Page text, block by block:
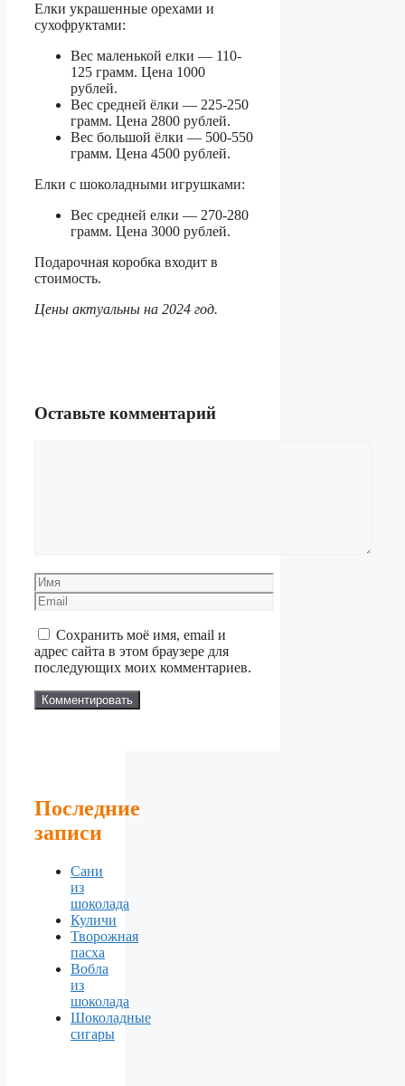
Елки украшенные орехами и
сухофруктами:
Вес маленькой елки — 110-
125 грамм. Цена 1000
рублей.
Вес средней ёлки — 225-250
грамм. Цена 2800 рублей.
Вес большой ёлки — 500-550
грамм. Цена 4500 рублей.
Елки с шоколадными игрушками:
Вес средней елки — 270-280
грамм. Цена 3000 рублей.
Подарочная коробка входит в
стоимость.
Цены актуальны на 2024 год.
Оставьте комментарий
Имя
Email
Сохранить моё имя, email и
адрес сайта в этом браузере для
последующих моих комментариев.
Последние
записи
Сани
из
шоколада
Куличи
Творожная
пасха
Вобла
из
шоколада
Шоколадные
сигары